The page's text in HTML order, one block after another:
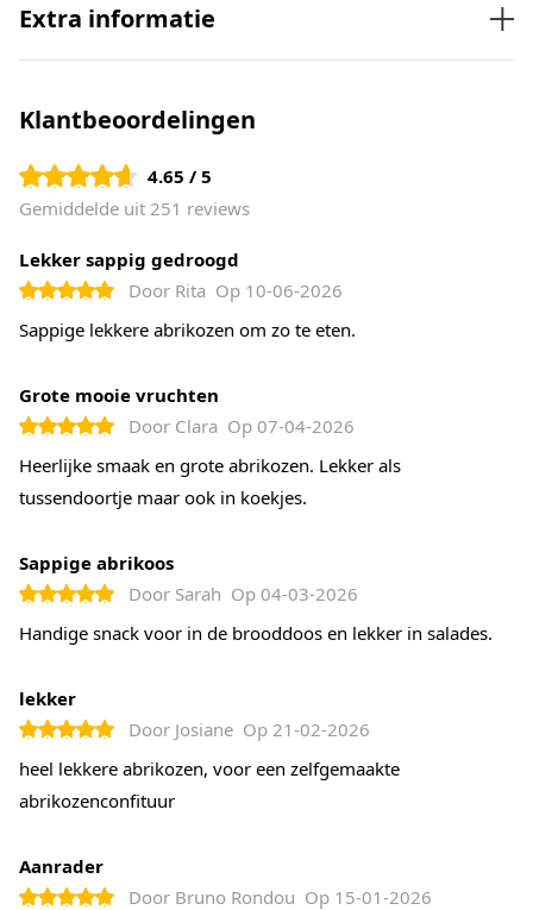
Extra informatie
Klantbeoordelingen
4.65 / 5
Gemiddelde uit 251 reviews
Lekker sappig gedroogd
Door Rita Op 10-06-2026
Sappige lekkere abrikozen om zo te eten.
Grote mooie vruchten
Door Clara Op 07-04-2026
Heerlijke smaak en grote abrikozen. Lekker als
tussendoortje maar ook in koekjes.
Sappige abrikoos
Door Sarah Op 04-03-2026
Handige snack voor in de brooddoos en lekker in salades.
lekker
Door Josiane Op 21-02-2026
heel lekkere abrikozen, voor een zelfgemaakte
abrikozenconfituur
Aanrader
Door Bruno Rondou Op 15-01-2026